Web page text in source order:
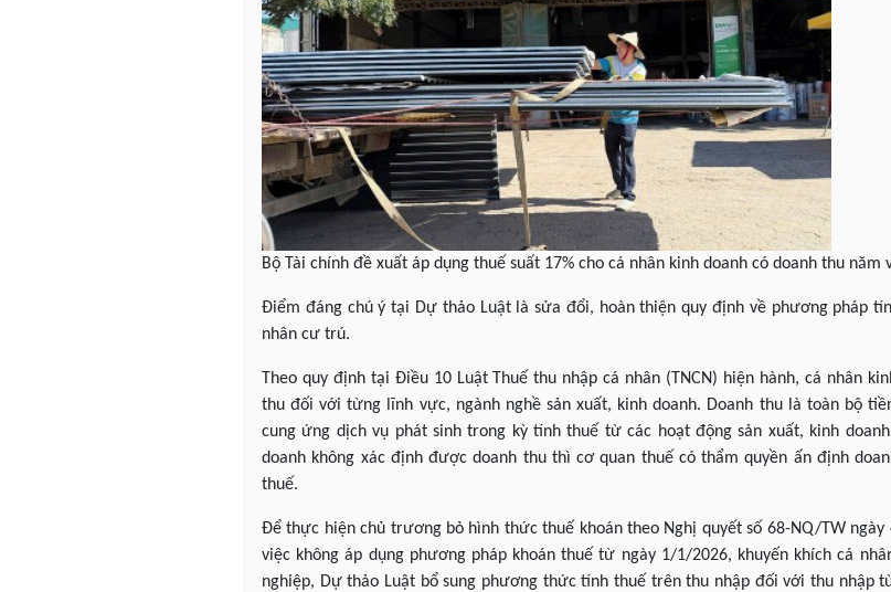
Bộ Tài chính đề xuất áp dụng thuế suất 17% cho cá nhân kinh doanh có doanh thu
Điểm đáng chú ý tại Dự thảo Luật là sửa đổi, hoàn thiện quy định về phương pháp
nhân cư trú.
Theo quy định tại Điều 10 Luật Thuế thu nhập cá nhân (TNCN) hiện hành, cá nhân
thu đối với từng lĩnh vực, ngành nghề sản xuất, kinh doanh. Doanh thu là toàn bộ
cung ứng dịch vụ phát sinh trong kỳ tính thuế từ các hoạt động sản xuất, kinh
doanh không xác định được doanh thu thì cơ quan thuế có thẩm quyền ấn định
thuế.
Để thực hiện chủ trương bỏ hình thức thuế khoán theo Nghị quyết số 68-NQ/TW
việc không áp dụng phương pháp khoán thuế từ ngày 1/1/2026, khuyến khích cá
nghiệp, Dự thảo Luật bổ sung phương thức tính thuế trên thu nhập đối với thu nhập